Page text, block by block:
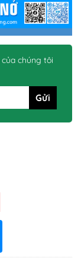
của chúng tôi